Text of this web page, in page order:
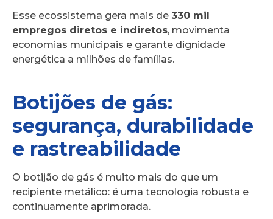
Esse ecossistema gera mais de 330 mil
empregos diretos e indiretos, movimenta
economias municipais e garante dignidade
energética a milhões de famílias.
Botijões de gás:
segurança, durabilidade
e rastreabilidade
O botijão de gás é muito mais do que um
recipiente metálico: é uma tecnologia robusta e
continuamente aprimorada.